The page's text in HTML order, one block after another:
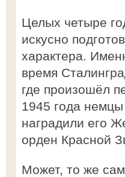
Целых четыре
искусно
характера.
время
где произошёл
1945 года
наградили его
орден Красной
Может, то же